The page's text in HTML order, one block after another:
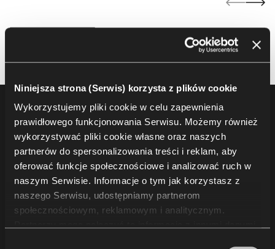
Niniejsza strona (Serwis) korzysta z plików cookie
Wykorzystujemy pliki cookie w celu zapewnienia
prawidłowego funkcjonowania Serwisu. Możemy również
wykorzystywać pliki cookie własne oraz naszych
partnerów do spersonalizowania treści i reklam, aby
oferować funkcje społecznościowe i analizować ruch w
naszym Serwisie. Informacje o tym jak korzystasz z
naszego Serwisu, udostępniamy partnerom
społecznościowym, reklamowym i analitycznym.
Footer
Produkty
Fotele i krzesła audytoryjne
Trybuny i rozwiązania dla widowni
Krzesła i fotele sportowe
Inne